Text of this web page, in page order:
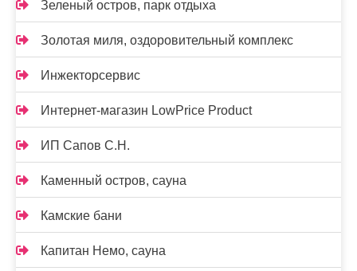
Зеленый остров, парк отдыха
Золотая миля, оздоровительный комплекс
Инжекторсервис
Интернет-магазин LowPrice Product
ИП Сапов С.Н.
Каменный остров, сауна
Камские бани
Капитан Немо, сауна